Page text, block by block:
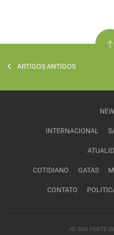
ARTIGOS ANTIGOS
INTERNACIONAL
COTIDIANO GATAS
CONTATO
NE SUA FONTE